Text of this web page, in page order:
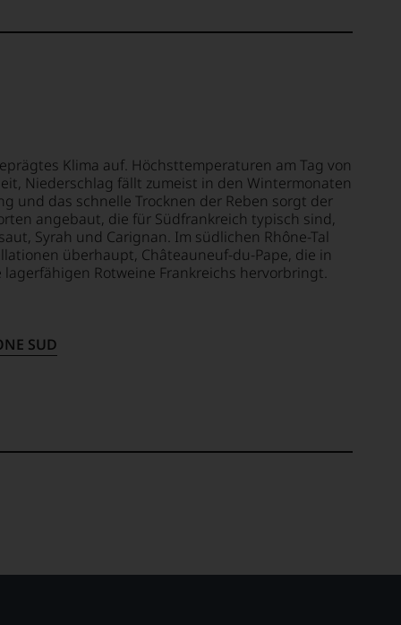
Klima auf. Höchsttemperaturen am Tag von
Niederschlag fällt zumeist in den Wintermonaten
und das schnelle Trocknen der Reben sorgt der
angebaut, die für Südfrankreich typisch sind,
Syrah und Carignan. Im südlichen Rhône-Tal
überhaupt, Châteauneuf-du-Pape, die in
Rotweine Frankreichs hervorbringt.
SUD